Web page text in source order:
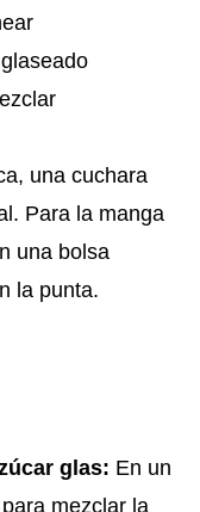
una cuchara
Para la manga
una bolsa
la punta.
glas: En un
mezclar la